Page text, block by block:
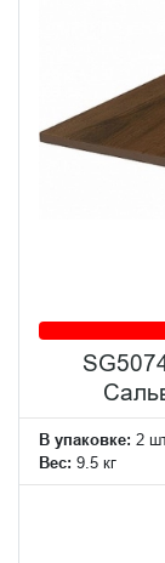
В упаковке: 2
Вес: 9.5 кг